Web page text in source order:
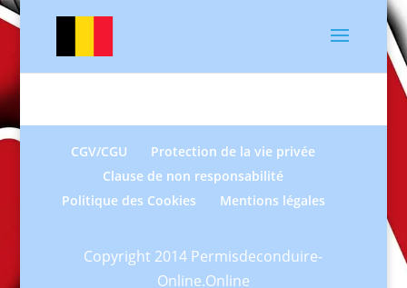
CGV/CGU
Protection de la vie privée
Clause de non responsabilité
Politique des Cookies
Mentions légales
Copyright 2014 Permisdeconduire-
Online.Online